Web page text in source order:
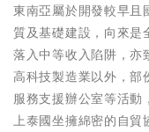
東南亞屬於開發較早且
質及基礎建設，向來
落入中等收入陷阱，亦
高科技製造業以外，
服務支援辦公室等活動
上泰國坐擁綿密的自貿